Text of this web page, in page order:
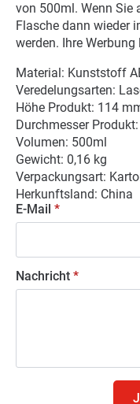
von 500ml. Wenn Sie
Flasche dann wieder
werden. Ihre
Material: Kunststoff
Veredelungsarten:
Höhe Produkt: 114
Durchmesser
Volumen: 500ml
Gewicht: 0,16 kg
Verpackungsart:
Herkunftsland: China
E-Mail *
Nachricht *